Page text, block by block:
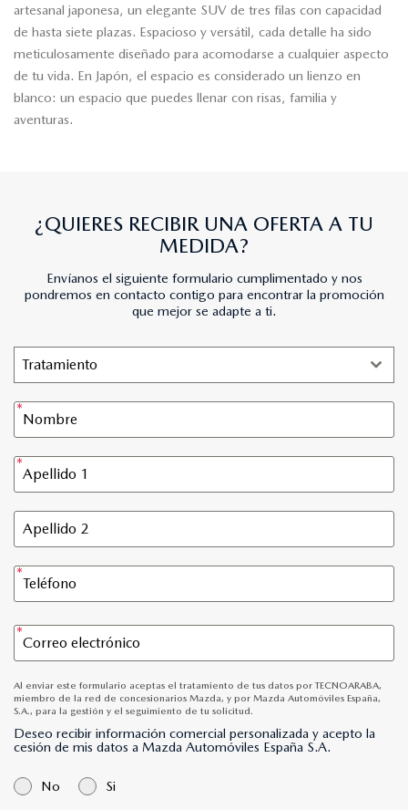
artesanal japonesa, un elegante SUV de tres filas con capacidad
de hasta siete plazas. Espacioso y versátil, cada detalle ha sido
meticulosamente diseñado para acomodarse a cualquier aspecto
de tu vida. En Japón, el espacio es considerado un lienzo en
blanco: un espacio que puedes llenar con risas, familia y
aventuras.
¿QUIERES RECIBIR UNA OFERTA A TU
MEDIDA?
Envíanos el siguiente formulario cumplimentado y nos
pondremos en contacto contigo para encontrar la promoción
que mejor se adapte a ti.
Tratamiento
Al enviar este formulario aceptas el tratamiento de tus datos por TECNOARABA,
miembro de la red de concesionarios Mazda, y por Mazda Automóviles España,
S.A., para la gestión y el seguimiento de tu solicitud.
Deseo recibir información comercial personalizada y acepto la
cesión de mis datos a Mazda Automóviles España S.A.
No Si